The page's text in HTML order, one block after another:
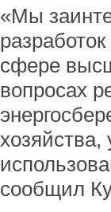
«Мы
сфере
вопросах
сообщил